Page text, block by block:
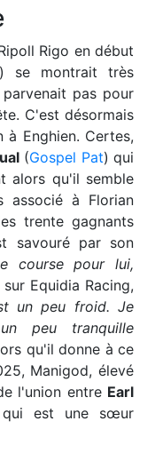
Rigo en début
se montrait très
pas pour
C'est désormais
Enghien. Certes,
(Gospel Pat) qui
alors qu'il semble
associé à Florian
trente gagnants
savouré par son
course pour lui,
Equidia Racing,
un peu froid. Je
peu tranquille
qu'il donne à ce
Manigod, élevé
l'union entre Earl
est une sœur